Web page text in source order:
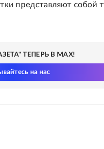
представляют собой
ТЕПЕРЬ В MAX!
на нас